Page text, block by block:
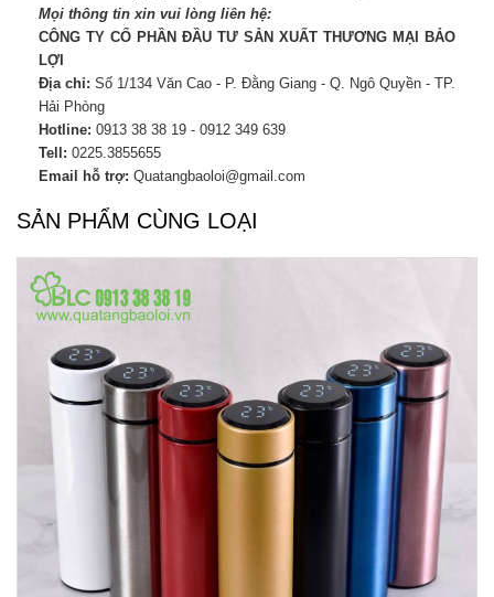
Mọi thông tin xin vui lòng liên hệ:
CÔNG TY CỔ PHẦN ĐẦU TƯ SẢN XUẤT THƯƠNG MẠI BẢO
LỢI
Địa chỉ: Số 1/134 Văn Cao - P. Đằng Giang - Q. Ngô Quyền - TP.
Hải Phòng
Hotline: 0913 38 38 19 - 0912 349 639
Tell: 0225.3855655
Email hỗ trợ: Quatangbaoloi@gmail.com
SẢN PHẨM CÙNG LOẠI